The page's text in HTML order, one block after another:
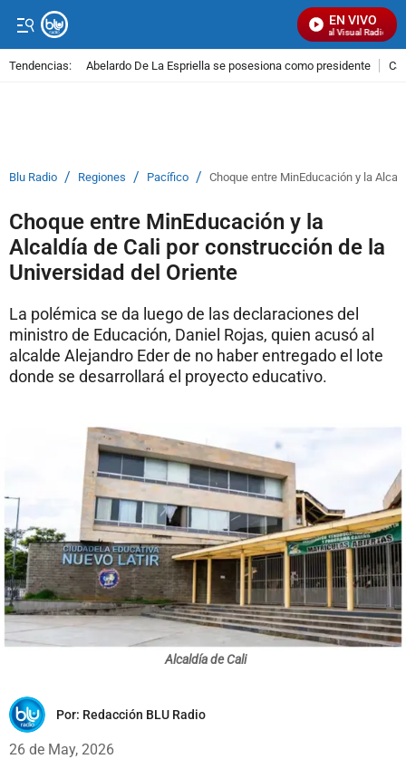
EN VIVO
Señal Visual Radio
Tendencias: Abelardo De La Espriella se posesiona como presidente
Blu Radio / Regiones / Pacífico / Choque entre MinEducación y la
Choque entre MinEducación y la
Alcaldía de Cali por construcción de la
Universidad del Oriente
La polémica se da luego de las declaraciones del
ministro de Educación, Daniel Rojas, quien acusó al
alcalde Alejandro Eder de no haber entregado el lote
donde se desarrollará el proyecto educativo.
Alcaldía de Cali
Por: Redacción BLU Radio
26 de May, 2026